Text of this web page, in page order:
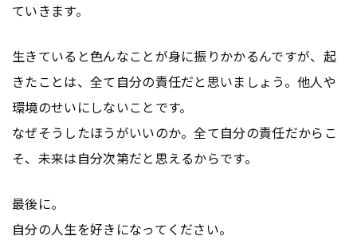
ていきます。
生きていると色んなことが身に振りかかるんですが、起
きたことは、全て自分の責任だと思いましょう。他人や
環境のせいにしないことです。
なぜそうしたほうがいいのか。全て自分の責任だからこ
そ、未来は自分次第だと思えるからです。
最後に。
自分の人生を好きになってください。